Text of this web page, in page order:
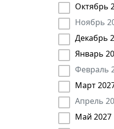
Торговый
Медики
Рабочие
25
Агроном
Брокер (43)
Главная
Октябрь
Ноябрь
Декабрь
Январь
Февраль
Март
Апрель
Май 2027